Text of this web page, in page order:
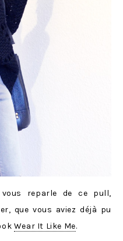
reparle de ce pull,
que vous aviez déjà pu
Wear It Like Me.